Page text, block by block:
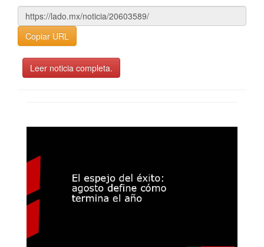
Copiar URL
Leer noticia completa.